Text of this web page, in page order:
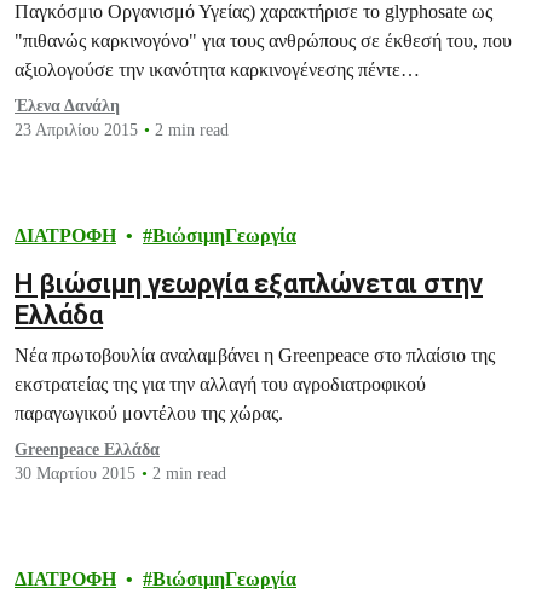
Παγκόσμιο Οργανισμό Υγείας) χαρακτήρισε το glyphosate ως
"πιθανώς καρκινογόνο" για τους ανθρώπους σε έκθεσή του, που
αξιολογούσε την ικανότητα καρκινογένεσης πέντε
οργανοφωσφορικών φυτοφαρμάκων.
Έλενα Δανάλη
23 Απριλίου 2015
2 min read
ΔΙΑΤΡΟΦΗ ΒιώσιμηΓεωργία
Η βιώσιμη γεωργία εξαπλώνεται στην
Ελλάδα
Νέα πρωτοβουλία αναλαμβάνει η Greenpeace στο πλαίσιο της
εκστρατείας της για την αλλαγή του αγροδιατροφικού
παραγωγικού μοντέλου της χώρας.
Greenpeace Ελλάδα
30 Μαρτίου 2015
2 min read
ΔΙΑΤΡΟΦΗ ΒιώσιμηΓεωργία